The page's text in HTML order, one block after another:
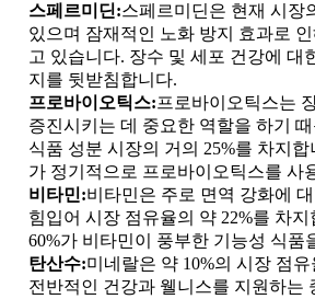
스페르미딘:스페르미딘은 현재 시장
있으며 잠재적인 노화 방지 효과로
고 있습니다. 장수 및 세포 건강에 대
지를 뒷받침합니다.
프로바이오틱스:프로바이오틱스는
증진시키는 데 중요한 역할을 하기
식품 성분 시장의 거의 25%를 차지
가 정기적으로 프로바이오틱스를 사
비타민:비타민은 주로 면역 강화에
힘입어 시장 점유율의 약 22%를 차
60%가 비타민이 풍부한 기능성 식품
탄산수:미네랄은 약 10%의 시장 점
전반적인 건강과 웰니스를 지원하는